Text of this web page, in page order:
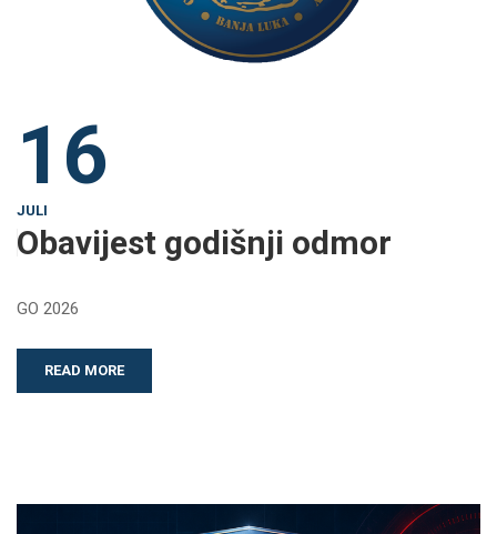
16
JULI
Obavijest godišnji odmor
GO 2026
READ MORE